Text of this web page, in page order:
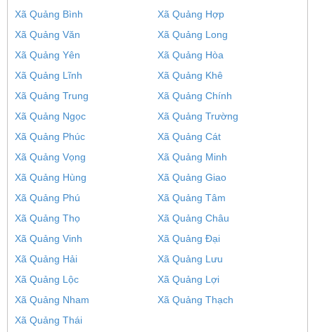
Xã Quảng Bình
Xã Quảng Hợp
Xã Quảng Văn
Xã Quảng Long
Xã Quảng Yên
Xã Quảng Hòa
Xã Quảng Lĩnh
Xã Quảng Khê
Xã Quảng Trung
Xã Quảng Chính
Xã Quảng Ngọc
Xã Quảng Trường
Xã Quảng Phúc
Xã Quảng Cát
Xã Quảng Vọng
Xã Quảng Minh
Xã Quảng Hùng
Xã Quảng Giao
Xã Quảng Phú
Xã Quảng Tâm
Xã Quảng Thọ
Xã Quảng Châu
Xã Quảng Vinh
Xã Quảng Đại
Xã Quảng Hải
Xã Quảng Lưu
Xã Quảng Lộc
Xã Quảng Lợi
Xã Quảng Nham
Xã Quảng Thạch
Xã Quảng Thái